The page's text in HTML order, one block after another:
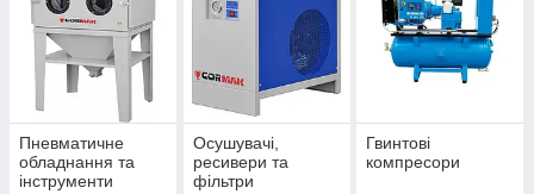
Пневматичне
обладнання та
інструменти
Осушувачі,
ресивери та
фільтри
Гвинтові
компресори